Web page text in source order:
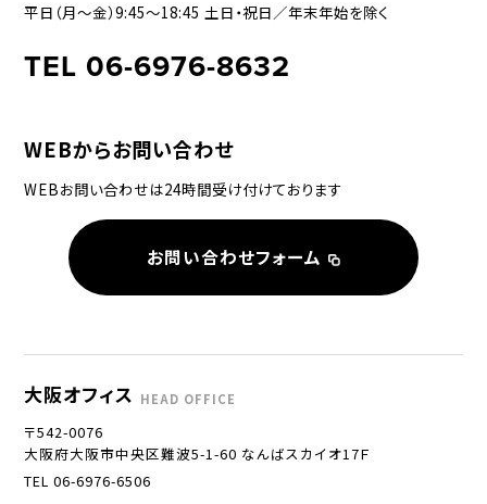
平日（月〜金）9:45〜18:45 土日・祝日／年末年始を除く
TEL 06-6976-8632
WEBからお問い合わせ
WEBお問い合わせは24時間受け付けております
お問い合わせフォーム
大阪オフィス HEAD OFFICE
〒542-0076
大阪府大阪市中央区難波5-1-60 なんばスカイオ17Ｆ
TEL 06-6976-6506